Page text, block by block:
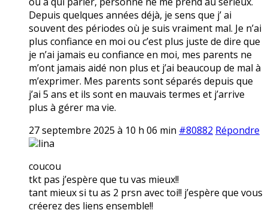
Depuis quelques années déjà, je sens que j’ ai
souvent des périodes où je suis vraiment mal. Je n’ai
plus confiance en moi ou c’est plus juste de dire que
je n’ai jamais eu confiance en moi, mes parents ne
m’ont jamais aidé non plus et j’ai beaucoup de mal à
m’exprimer. Mes parents sont séparés depuis que
j’ai 5 ans et ils sont en mauvais termes et j’arrive
plus à gérer ma vie.
27 septembre 2025 à 10 h 06 min #80882 Répondre
lina
coucou
tkt pas j’espère que tu vas mieux!!
tant mieux si tu as 2 prsn avec toi!! j’espère que vous
créerez des liens ensemble!!